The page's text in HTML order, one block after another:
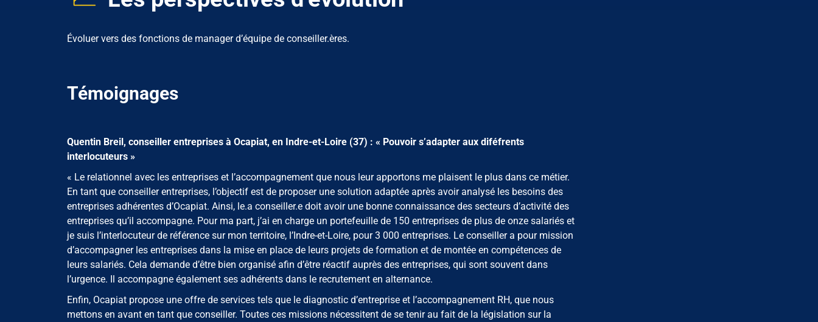
Évoluer vers des fonctions de manager d’équipe de conseiller.ères.
Témoignages
Quentin Breil, conseiller entreprises à Ocapiat, en Indre-et-Loire (37) : « Pouvoir s’adapter aux diféfrents
interlocuteurs »
« Le relationnel avec les entreprises et l’accompagnement que nous leur apportons me plaisent le plus dans ce métier.
En tant que conseiller entreprises, l’objectif est de proposer une solution adaptée après avoir analysé les besoins des
entreprises adhérentes d’Ocapiat. Ainsi, le.a conseiller.e doit avoir une bonne connaissance des secteurs d’activité des
entreprises qu’il accompagne. Pour ma part, j’ai en charge un portefeuille de 150 entreprises de plus de onze salariés et
je suis l’interlocuteur de référence sur mon territoire, l’Indre-et-Loire, pour 3 000 entreprises. Le conseiller a pour mission
d’accompagner les entreprises dans la mise en place de leurs projets de formation et de montée en compétences de
leurs salariés. Cela demande d’être bien organisé afin d’être réactif auprès des entreprises, qui sont souvent dans
l’urgence. Il accompagne également ses adhérents dans le recrutement en alternance.
Enfin, Ocapiat propose une offre de services tels que le diagnostic d’entreprise et l’accompagnement RH, que nous
mettons en avant en tant que conseiller. Toutes ces missions nécessitent de se tenir au fait de la législation sur la